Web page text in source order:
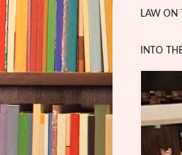
LAW ON
INTO